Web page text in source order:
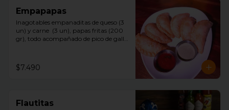
Empapapas
Inagotables empanaditas de queso (3
un) y carne  (3 un), papas fritas (200
gr), todo acompañado de pico de gallo
$7.490
Flautitas